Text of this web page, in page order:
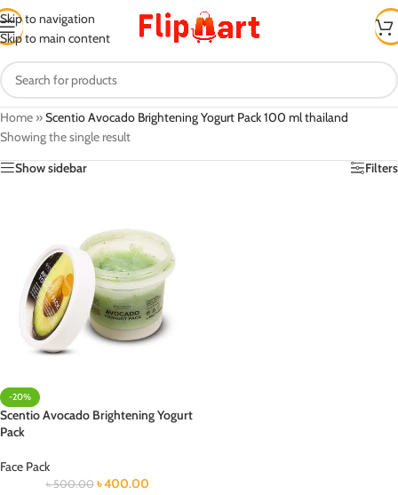
Skip to navigation
Skip to main content
Home »Scentio Avocado Brightening Yogurt Pack 100 ml thailand
Showing the single result
Show sidebar
Filters
-20%
Scentio Avocado Brightening Yogurt
Pack
Face Pack
৳500.00 ৳400.00